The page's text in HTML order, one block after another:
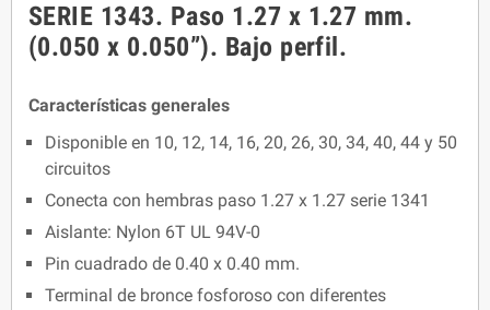
SERIE 1343. Paso 1.27 x 1.27 mm.
(0.050 x 0.050”). Bajo perfil.
Características generales
Disponible en 10, 12, 14, 16, 20, 26, 30, 34, 40, 44 y 50
circuitos
Conecta con hembras paso 1.27 x 1.27 serie 1341
Aislante: Nylon 6T UL 94V-0
Pin cuadrado de 0.40 x 0.40 mm.
Terminal de bronce fosforoso con diferentes